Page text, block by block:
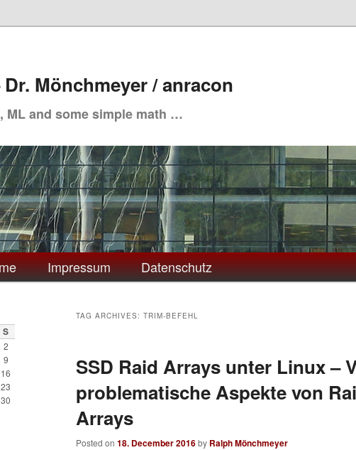
Mönchmeyer / anracon
ML and some simple math …
Impressum Datenschutz
TAG ARCHIVES: TRIM-BEFEHL
SSD Raid Arrays unter Linux –
problematische Aspekte von
Arrays
Posted on 18. December 2016by Ralph Mönchmeyer
S
2
9
16
23
30